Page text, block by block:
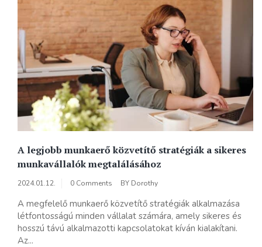
A legjobb munkaerő közvetítő stratégiák a sikeres
munkavállalók megtalálásához
2024.01.12. 0 Comments BY Dorothy
A megfelelő munkaerő közvetítő stratégiák alkalmazása
létfontosságú minden vállalat számára, amely sikeres és
hosszú távú alkalmazotti kapcsolatokat kíván kialakítani.
Az...